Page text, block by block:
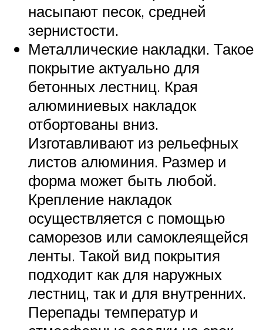
насыпают песок, средней
зернистости.
Металлические накладки. Такое
покрытие актуально для
бетонных лестниц. Края
алюминиевых накладок
отбортованы вниз.
Изготавливают из рельефных
листов алюминия. Размер и
форма может быть любой.
Крепление накладок
осуществляется с помощью
саморезов или самоклеящейся
ленты. Такой вид покрытия
подходит как для наружных
лестниц, так и для внутренних.
Перепады температур и